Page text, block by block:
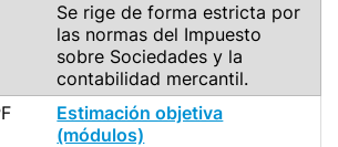
Se rige de forma estricta por
las normas del Impuesto
sobre Sociedades y la
contabilidad mercantil.
Estimación objetiva
(módulos)